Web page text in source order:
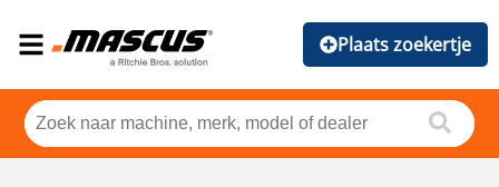
Plaats zoekertje